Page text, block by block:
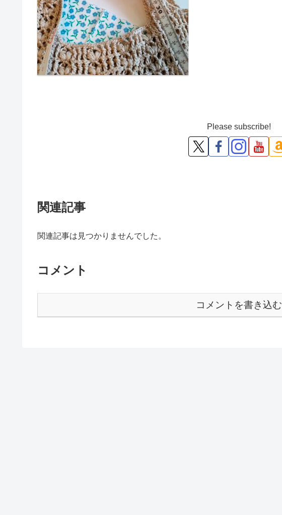
Please subscribe!
関連記事
関連記事は見つかりませんでした。
コメント
コメントを書き込む